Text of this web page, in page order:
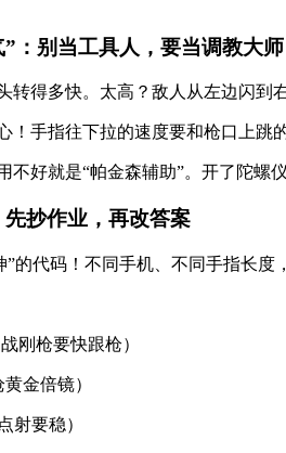
：别当工具人，要当调教大师
转得多快。太高？敌人从左边闪到
！手指往下拉的速度要和枪口上跳
不好就是“帕金森辅助”。开了陀螺
抄作业，再改答案
的代码！不同手机、不同手指长
刚枪要快跟枪）
金倍镜）
射要稳）